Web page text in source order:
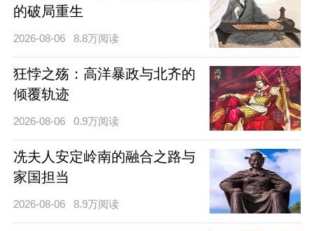
的破局重生
2026-08-06 8.8万阅读
狂悖之殇：高洋暴政与北齐的
倾覆轨迹
2026-08-06 0.9万阅读
冼夫人安定岭南的融合之路与
家国担当
2026-08-06 8.9万阅读